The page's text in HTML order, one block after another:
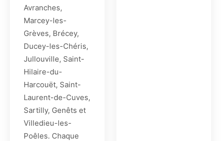
Avranches,
Marcey-les-
Grèves, Brécey,
Ducey-les-Chéris,
Jullouville, Saint-
Hilaire-du-
Harcouët, Saint-
Laurent-de-Cuves,
Sartilly, Genêts et
Villedieu-les-
Poêles. Chaque